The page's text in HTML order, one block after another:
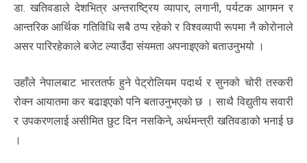
डा. खतिवडाले देशभित्र अन्तराष्ट्रिय व्यापार, लगानी, पर्यटक आगमन र
आन्तरिक आर्थिक गतिविधि सबै ठप्प रहेको र विश्वव्यापी रूपमा नै कोरोनाले
असर पारिरहेकाले बजेट ल्याउँदा संयमता अपनाइएको बताउनुभयो ।
उहाँले नेपालबाट भारततर्फ हुने पेट्रोलियम पदार्थ र सुनको चोरी तस्करी
रोक्न आयातमा कर बढाइएको पनि बताउनुभएको छ । साथै विद्युतीय सवारी
र उपकरणलाई असीमित छुट दिन नसकिने, अर्थमन्त्री खतिवडाको भनाई छ
।